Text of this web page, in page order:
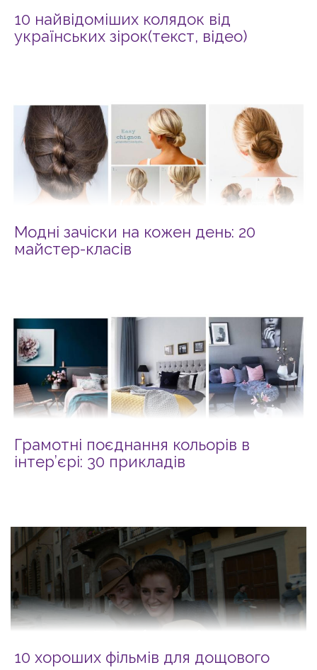
10 найвідоміших колядок від
українських зірок(текст, відео)
Модні зачіски на кожен день: 20
майстер-класів
Грамотні поєднання кольорів в
інтер’єрі: 30 прикладів
10 хороших фільмів для дощового